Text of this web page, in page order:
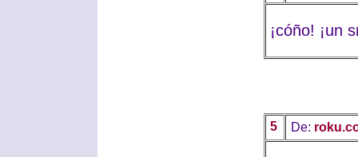
¡cóño! ¡un
5 De: